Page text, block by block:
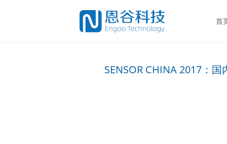
首
SENSOR CHINA 2017：